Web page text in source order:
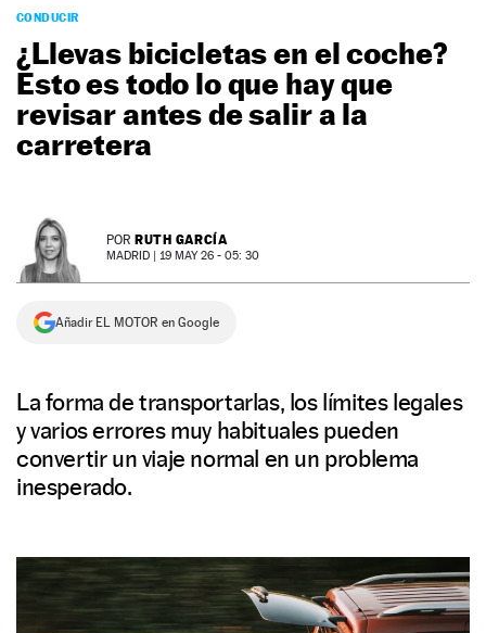
PODCAST
MOTOS
TECNOLOGÍA
SUPERCOCHES
NEWSLETTER
CONDUCIR
¿Llevas bicicletas en el coche?
Esto es todo lo que hay que
revisar antes de salir a la
carretera
POR RUTH GARCÍA
MADRID | 19 MAY 26 - 05: 30
Añadir EL MOTOR en Google
La forma de transportarlas, los límites legales
y varios errores muy habituales pueden
convertir un viaje normal en un problema
inesperado.